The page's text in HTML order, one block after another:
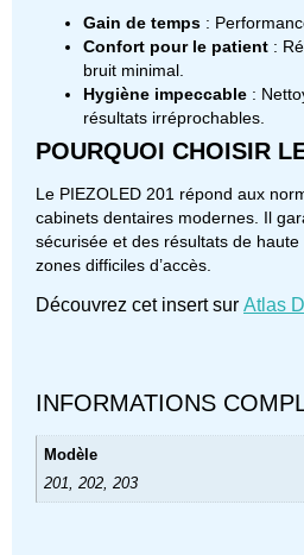
Gain de temps :
Confort pour le patient :
bruit minimal.
Hygiène impeccable :
résultats irréprochables.
POURQUOI CHOISIR
Le PIEZOLED 201 répond aux
cabinets dentaires modernes. Il
sécurisée et des résultats de
zones difficiles d’accès.
Découvrez cet insert sur Atlas
INFORMATIONS
Modèle
201, 202, 203